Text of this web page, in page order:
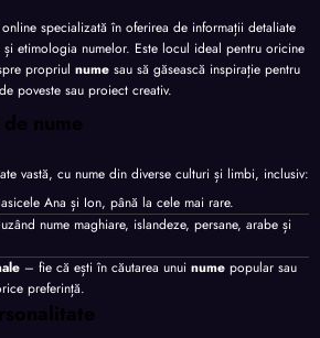
specializată în oferirea de informații detaliate
etimologia numelor. Este locul ideal pentru oricine
propriul nume sau să găsească inspirație pentru
poveste sau proiect creativ.
nume
vastă, cu nume din diverse culturi și limbi, inclusiv:
Ana și Ion, până la cele mai rare.
nume maghiare, islandeze, persane, arabe și
– fie că ești în căutarea unui nume popular sau
preferință.